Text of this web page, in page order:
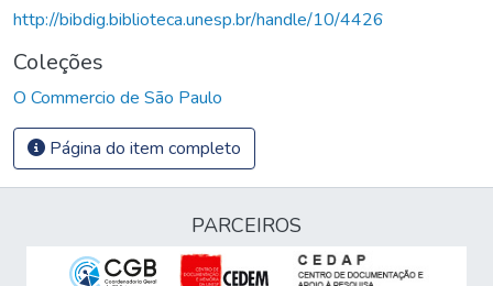
http://bibdig.biblioteca.unesp.br/handle/10/4426
Coleções
O Commercio de São Paulo
Página do item completo
PARCEIROS